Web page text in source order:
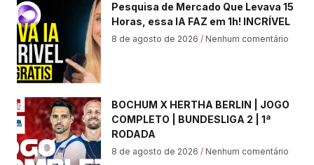
Pesquisa de Mercado Que Levava 15
Horas, essa IA FAZ em 1h! INCRÍVEL
8 de agosto de 2026 Nenhum comentário
BOCHUM X HERTHA BERLIN | JOGO
COMPLETO | BUNDESLIGA 2 | 1ª
RODADA
8 de agosto de 2026 Nenhum comentário